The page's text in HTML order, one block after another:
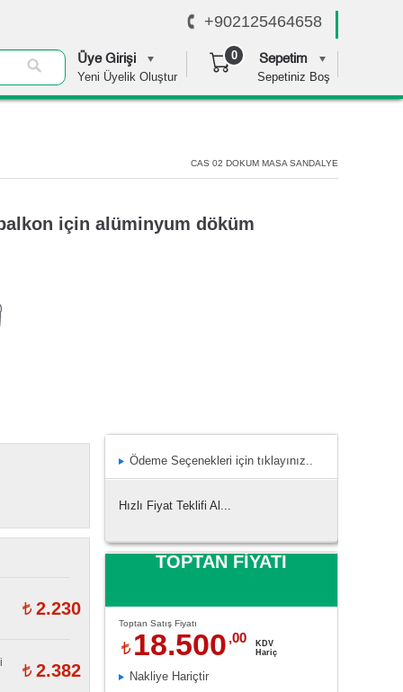
+902125464658
Üye Girişi
Yeni Üyelik Oluştur
Sepetim
0
Sepetiniz Boş
0,00 TL
CAS 02 DOKUM MASA SANDALYE
için alüminyum döküm
2.230
2.382
Ödeme Seçenekleri için tıklayınız..
Hızlı Fiyat Teklifi Al...
TOPTAN FİYATI
Toptan Satış Fiyatı
18.500 ,00
KDV
Hariç
Nakliye Hariçtir